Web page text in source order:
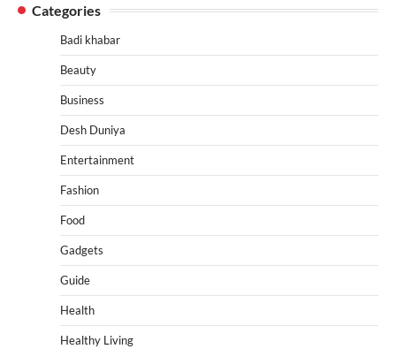
Categories
Badi khabar
Beauty
Business
Desh Duniya
Entertainment
Fashion
Food
Gadgets
Guide
Health
Healthy Living